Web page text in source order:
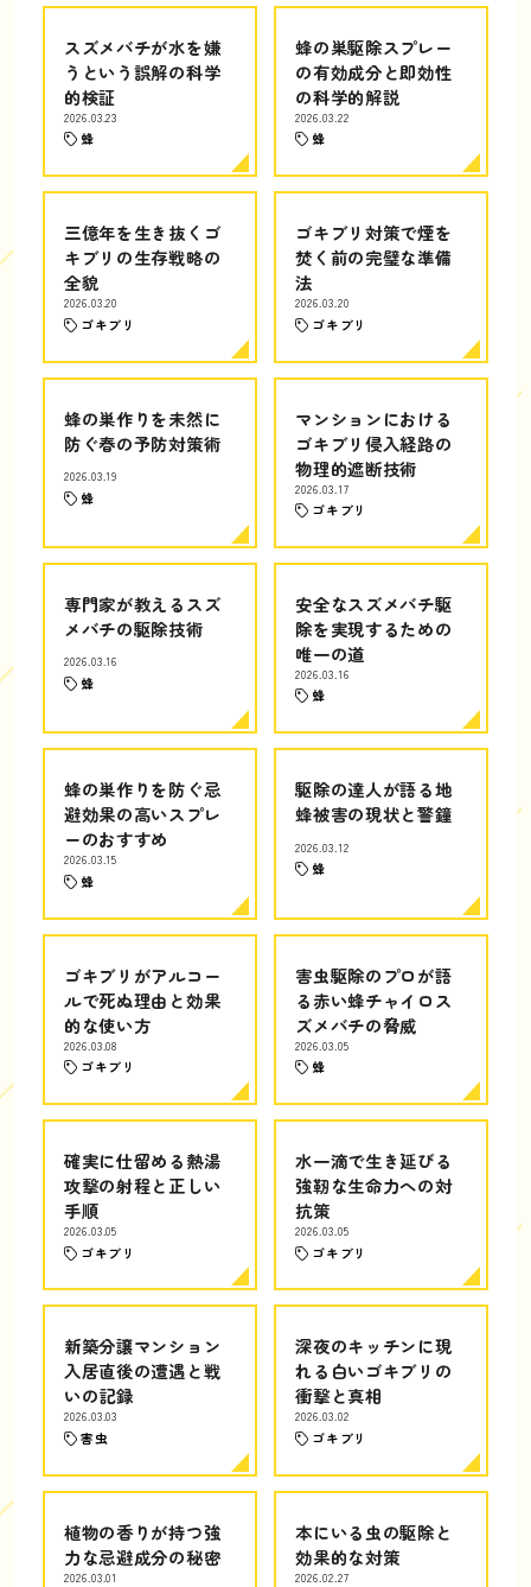
スズメバチが水を嫌
うという誤解の科学
的検証
2026.03.23
蜂
蜂の巣駆除スプレー
の有効成分と即効性
の科学的解説
2026.03.22
蜂
三億年を生き抜くゴ
キブリの生存戦略の
全貌
2026.03.20
ゴキブリ
ゴキブリ対策で煙を
焚く前の完璧な準備
法
2026.03.20
ゴキブリ
蜂の巣作りを未然に
防ぐ春の予防対策術
2026.03.19
蜂
マンションにおける
ゴキブリ侵入経路の
物理的遮断技術
2026.03.17
ゴキブリ
専門家が教えるスズ
メバチの駆除技術
2026.03.16
蜂
安全なスズメバチ駆
除を実現するための
唯一の道
2026.03.16
蜂
蜂の巣作りを防ぐ忌
避効果の高いスプレ
ーのおすすめ
2026.03.15
蜂
駆除の達人が語る地
蜂被害の現状と警鐘
2026.03.12
蜂
ゴキブリがアルコー
ルで死ぬ理由と効果
的な使い方
2026.03.08
ゴキブリ
害虫駆除のプロが語
る赤い蜂チャイロス
ズメバチの脅威
2026.03.05
蜂
確実に仕留める熱湯
攻撃の射程と正しい
手順
2026.03.05
ゴキブリ
水一滴で生き延びる
強靭な生命力への対
抗策
2026.03.05
ゴキブリ
新築分譲マンション
入居直後の遭遇と戦
いの記録
2026.03.03
害虫
深夜のキッチンに現
れる白いゴキブリの
衝撃と真相
2026.03.02
ゴキブリ
植物の香りが持つ強
力な忌避成分の秘密
2026.03.01
本にいる虫の駆除と
効果的な対策
2026.02.27